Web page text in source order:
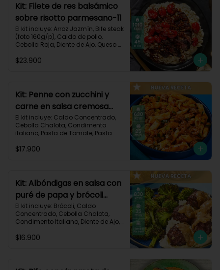
Kit: Filete de res balsámico
sobre risotto parmesano-11
El kit incluye: Arroz Jazmín, Bife steak
(foto 160g/p), Caldo de pollo,
Cebolla Roja, Diente de Ajo, Queso
Tipo Cherry, Vinagre Balsámico y
$23.900
Kit: Penne con zucchini y
carne en salsa cremosa
italiana-146
El kit incluye: Caldo Concentrado,
Cebolla Chalota, Condimento
italiano, Pasta de Tomate, Pasta
Zucchini Verde, Receta Impresa.
$17.900
Kit: Albóndigas en salsa con
puré de papa y brócoli
asado-137
El kit incluye: Brócoli, Caldo
Concentrado, Cebolla Chalota,
Condimento Italiano, Diente de Ajo,
Molida (150g/p), Salsa de Soya,
$16.900